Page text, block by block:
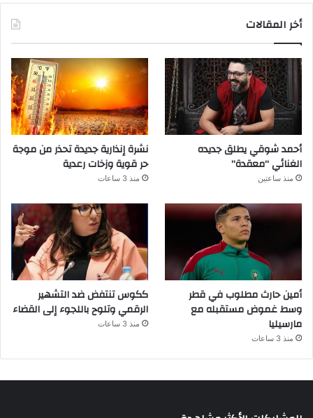
أخر المقالات
أحمد شوقي يطلق جديده
الغنائي “معقدة”
منذ ساعتين
نشرة إنذارية جديدة تحذر من موجة
حر قوية وزخات رعدية
منذ 3 ساعات
أمين حارث مطلوب في قطر
وسط غموض مستقبله مع
مارسيليا
منذ 3 ساعات
ككوس تنتفض ضد التشهير
الرقمي وتلوح باللجوء إلى القضاء
منذ 3 ساعات